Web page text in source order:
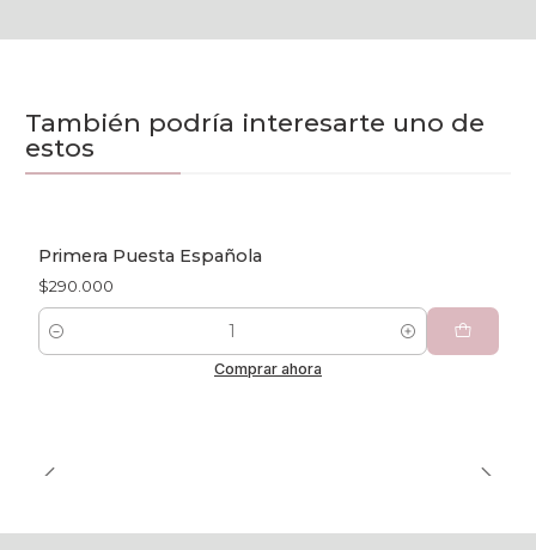
También podría interesarte uno de
estos
Primera Puesta Española
$290.000
Cantidad
Comprar ahora